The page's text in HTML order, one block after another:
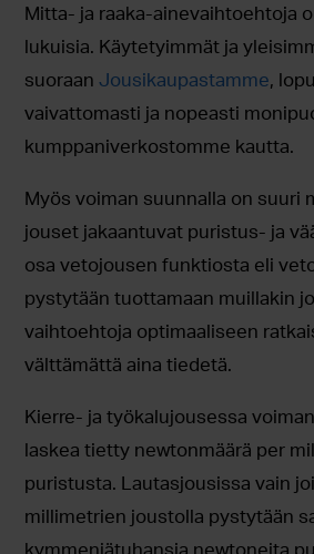
Mitta- ja raaka-ainevaihtoehtoja
lukuisia. Käytetyimmät ja
suoraanJousikaupastamme,
vaivattomasti ja nopeasti
kumppaniverkostomme kautta.
Myös voiman suunnalla on suuri
jouset jakaantuvat puristus- ja
osa vetojousen funktiosta eli
pystytään tuottamaan muillakin
vaihtoehtoja optimaaliseen
välttämättä aina tiedetä.
Kierre- ja työkalujousessa
laskea tietty newtonmäärä per
puristusta. Lautasjousissa vain
millimetrien joustolla pystytään
kymmeniätuhansia newtoneita